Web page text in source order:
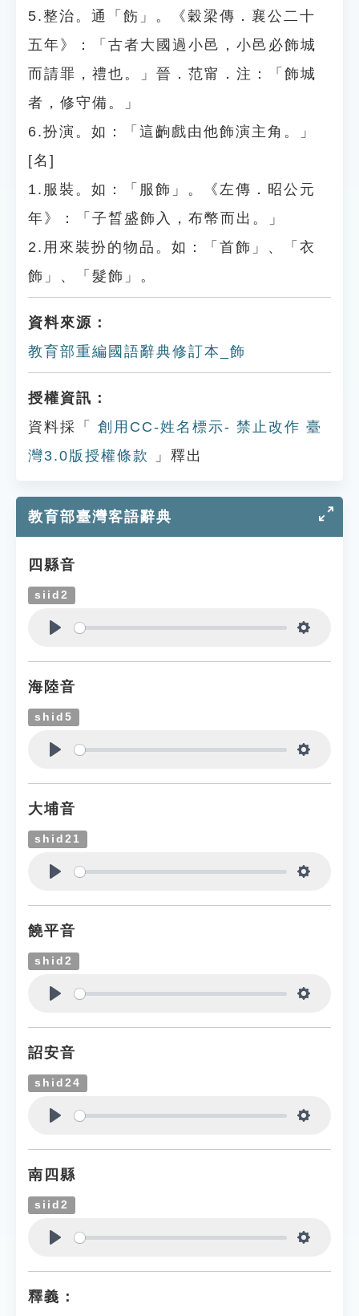
5.整治。通「飭」。《穀梁傳．襄公二十
五年》：「古者大國過小邑，小邑必飾城
而請罪，禮也。」晉．范甯．注：「飾城
者，修守備。」
6.扮演。如：「這齣戲由他飾演主角。」
[名]
1.服裝。如：「服飾」。《左傳．昭公元
年》：「子晳盛飾入，布幣而出。」
2.用來裝扮的物品。如：「首飾」、「衣
飾」、「髮飾」。
資料來源：
教育部重編國語辭典修訂本_飾
授權資訊：
資料採「
創用CC-姓名標示- 禁止改作 臺
灣3.0版授權條款
」釋出
教育部臺灣客語辭典
四縣音
siid2
海陸音
shid5
大埔音
shid21
饒平音
shid2
詔安音
shid24
南四縣
siid2
釋義：